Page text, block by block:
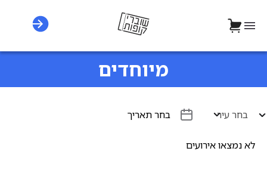
מיוחדים
בחר עיר בחר תאריך
לא נמצאו אירועים